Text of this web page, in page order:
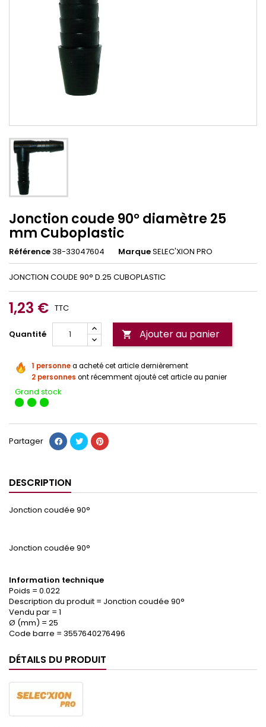
Jonction coude 90° diamètre 25
mm Cuboplastic
Référence38-33047604 MarqueSELEC'XION PRO
JONCTION COUDE 90° D.25 CUBOPLASTIC
1,23 € TTC
Quantité  Ajouter au panier
1 personnea acheté cet article dernièrement
2 personnes ont récemment ajouté cet article au panier
Grand stock
Partager
DESCRIPTION
Jonction coudée 90°
Jonction coudée 90°
Information technique
Poids = 0.022
Description du produit = Jonction coudée 90°
Vendu par = 1
Ø (mm) = 25
Code barre = 3557640276496
DÉTAILS DU PRODUIT